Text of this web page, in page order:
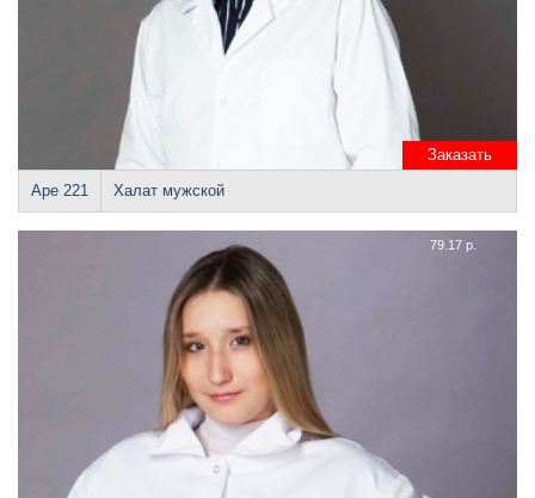
Заказать
Аре 221 Халат мужской
79.17 р.